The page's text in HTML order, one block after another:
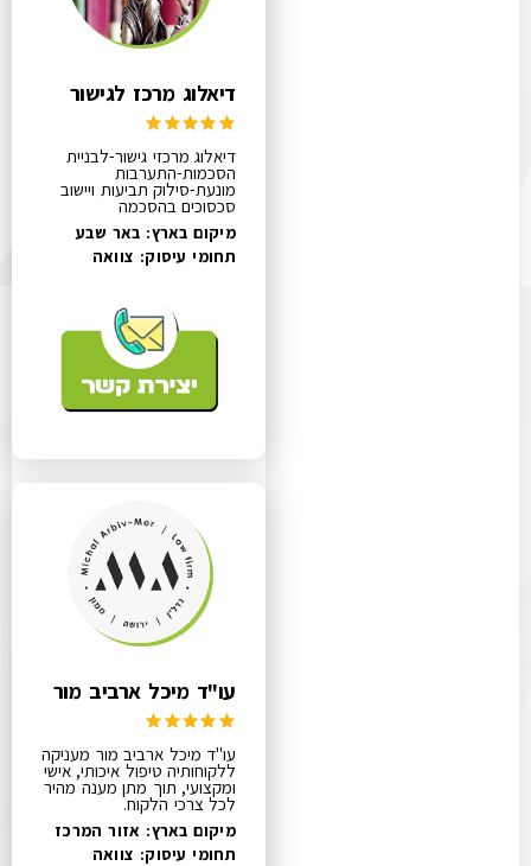
דיאלוג מרכז לגישור
דיאלוג מרכזי גישור-לבניית
הסכמות-התערבות
מונעת-סילוק תביעות ויישוב
סכסוכים בהסכמה
מיקום בארץ: באר שבע
תחומי עיסוק: צוואה
עו"ד מיכל ארביב מור
עו"ד מיכל ארביב מור מעניקה
ללקוחותיה טיפול איכותי, אישי
ומקצועי, תוך מתן מענה מהיר
לכל צרכי הלקוח.
מיקום בארץ: אזור המרכז
תחומי עיסוק: צוואה